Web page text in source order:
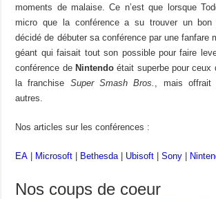
moments de malaise. Ce n’est que lorsque
micro que la conférence a su trouver un bon
décidé de débuter sa conférence par une fanfare
géant qui faisait tout son possible pour faire
conférence de Nintendoétait superbe pour ceux
la franchise Super Smash Bros. , mais offrait
autres.
Nos articles sur les conférences :
EA Microsoft Bethesda| Ubisoft |Sony
Nos coups de coeur